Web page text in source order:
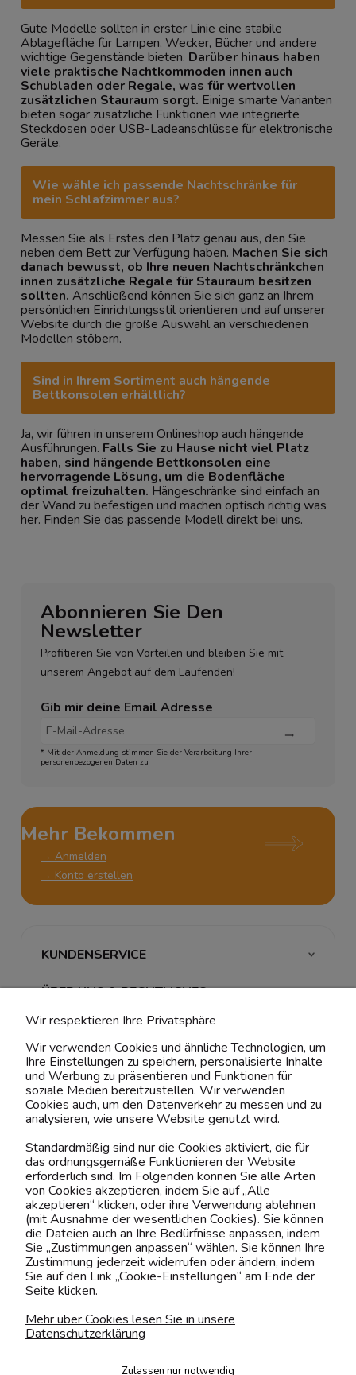
Gute Modelle sollten in erster Linie eine stabile
Ablagefläche für Lampen, Wecker, Bücher und andere
wichtige Gegenstände bieten. Darüber hinaus haben
viele praktische Nachtkommoden innen auch
Schubladen oder Regale, was für wertvollen
zusätzlichen Stauraum sorgt. Einige smarte Varianten
bieten sogar zusätzliche Funktionen wie integrierte
Steckdosen oder USB-Ladeanschlüsse für elektronische
Geräte.
Wie wähle ich passende Nachtschränke für
mein Schlafzimmer aus?
Messen Sie als Erstes den Platz genau aus, den Sie
neben dem Bett zur Verfügung haben. Machen Sie sich
danach bewusst, ob Ihre neuen Nachtschränkchen
innen zusätzliche Regale für Stauraum besitzen
sollten. Anschließend können Sie sich ganz an Ihrem
persönlichen Einrichtungsstil orientieren und auf unserer
Website durch die große Auswahl an verschiedenen
Modellen stöbern.
Sind in Ihrem Sortiment auch hängende
Bettkonsolen erhältlich?
Ja, wir führen in unserem Onlineshop auch hängende
Ausführungen. Falls Sie zu Hause nicht viel Platz
haben, sind hängende Bettkonsolen eine
hervorragende Lösung, um die Bodenfläche
optimal freizuhalten. Hängeschränke sind einfach an
der Wand zu befestigen und machen optisch richtig was
her. Finden Sie das passende Modell direkt bei uns.
Abonnieren Sie Den
Newsletter
Profitieren Sie von Vorteilen und bleiben Sie mit
unserem Angebot auf dem Laufenden!
Gib mir deine Email Adresse
* Mit der Anmeldung stimmen Sie der Verarbeitung Ihrer
personenbezogenen Daten zu
Mehr Bekommen
→ Anmelden
→ Konto erstellen
Kontaktiere uns!
0151 12200811
shop@yourhouse24.eu
Mo. - Fr. 07:00-15:00
KUNDENSERVICE
ÜBER UNS & RECHTLICHES
MEIN ACCOUNT
BELIEBTE KATEGORIEN
Wir respektieren Ihre Privatsphäre
Wir verwenden Cookies und ähnliche Technologien, um
Ihre Einstellungen zu speichern, personalisierte Inhalte
und Werbung zu präsentieren und Funktionen für
soziale Medien bereitzustellen. Wir verwenden
Cookies auch, um den Datenverkehr zu messen und zu
analysieren, wie unsere Website genutzt wird.
Standardmäßig sind nur die Cookies aktiviert, die für
das ordnungsgemäße Funktionieren der Website
erforderlich sind. Im Folgenden können Sie alle Arten
von Cookies akzeptieren, indem Sie auf „Alle
akzeptieren“ klicken, oder ihre Verwendung ablehnen
(mit Ausnahme der wesentlichen Cookies). Sie können
die Dateien auch an Ihre Bedürfnisse anpassen, indem
Sie „Zustimmungen anpassen“ wählen. Sie können Ihre
Zustimmung jederzeit widerrufen oder ändern, indem
Sie auf den Link „Cookie-Einstellungen“ am Ende der
Seite klicken.
Mehr über Cookies lesen Sie in unsere
Datenschutzerklärung
Zulassen nur notwendig